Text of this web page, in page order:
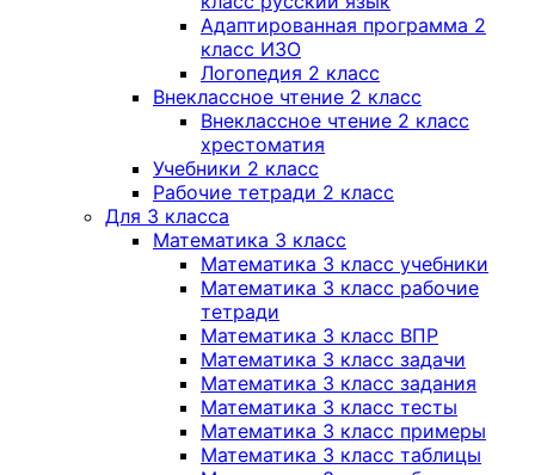
Адаптированная программа 2
класс ИЗО
Логопедия 2 класс
Внеклассное чтение 2 класс
Внеклассное чтение 2 класс
хрестоматия
Учебники 2 класс
Рабочие тетради 2 класс
Для 3 класса
Математика 3 класс
Математика 3 класс учебники
Математика 3 класс рабочие
тетради
Математика 3 класс ВПР
Математика 3 класс задачи
Математика 3 класс задания
Математика 3 класс тесты
Математика 3 класс примеры
Математика 3 класс таблицы